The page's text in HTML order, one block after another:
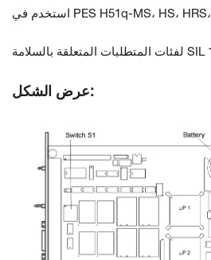
استخدم في PES H51q-MS، HS، HRS،
عرض الشكل: